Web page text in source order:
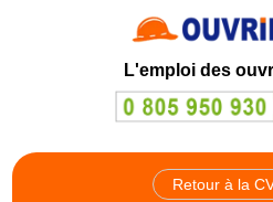
L'emploi des
Retour à la